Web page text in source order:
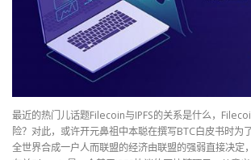
最近的热门儿话题Filecoin与IPFS的关系是什么，
险？对此，或许开元鼻祖中本聪在撰写BTC白皮书时为
全世界合成一户人而联盟的经济由联盟的强弱直接决定